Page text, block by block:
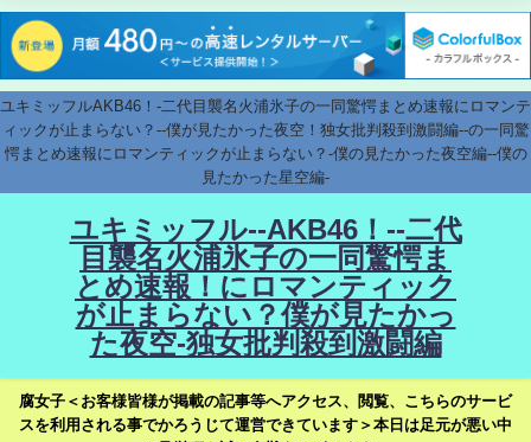
ユキミッフルAKB46！-二代目襲名火浦氷子の一同驚愕まとめ速報にロマンテ
ィックが止まらない？--僕が見たかった夜空！独女批判殺到激闘編--の一同驚
愕まとめ速報にロマンティックが止まらない？-僕の見たかった夜空編--僕の
見たかった星空編-
ユキミッフル--AKB46！--二代
目襲名火浦氷子の一同驚愕ま
とめ速報！にロマンティック
が止まらない？僕が見たかっ
た夜空-独女批判殺到激闘編
腐女子＜お客様皆様が掲載の記事等へアクセス、閲覧、こちらのサービ
スを利用される事でかろうじて運営できています＞本日は足元が悪い中